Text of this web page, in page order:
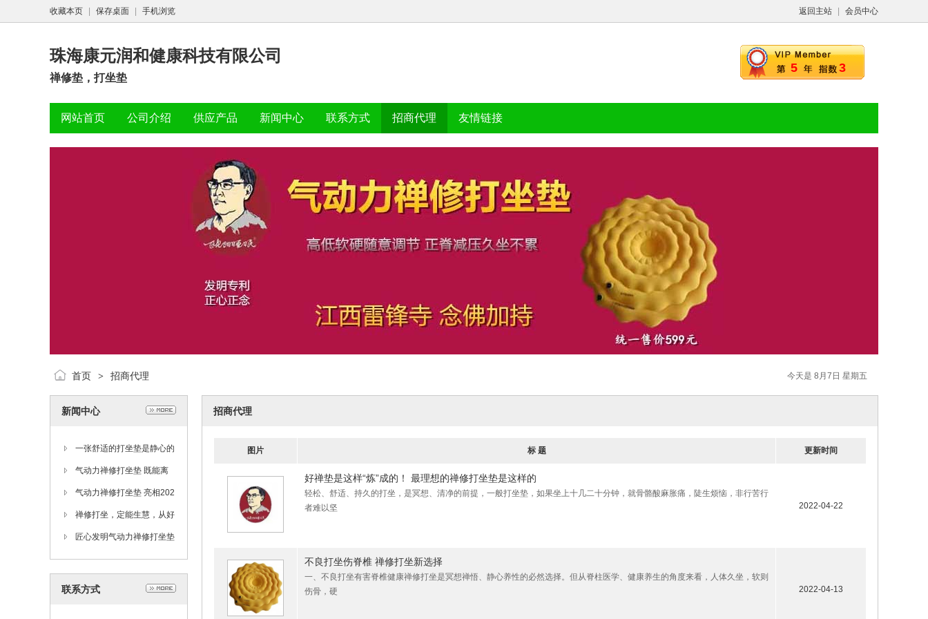
返回主站 会员中心
收藏本页 保存桌面 手机浏览
5 3
珠海康元润和健康科技有限公司
禅修垫，打坐垫
网站首页 公司介绍 供应产品 新闻中心 联系方式 招商代理 友情链接
今天是 8月7日 星期五
首页 > 招商代理
新闻中心
一张舒适的打坐垫是静心的
必然选择
气动力禅修打坐垫 既能离
苦又能静心 打坐的最佳选
择
气动力禅修打坐垫 亮相202
2厦门春季佛事展
禅修打坐，定能生慧，从好
的禅修打坐垫开始~
匠心发明气动力禅修打坐垫
问世了，师父和居士们的首
联系方式
招商代理
图片 标 题 更新时间
好禅垫是这样“炼”成的！ 最理想的禅修打坐垫是这样的
轻松、舒适、持久的打坐，是冥想、清净的前提，一般打坐垫，如果坐上十几二十分钟，就骨骼酸麻胀痛，陡生烦恼，非行苦行
者难以坚
2022-04-22
不良打坐伤脊椎 禅修打坐新选择
一、不良打坐有害脊椎健康禅修打坐是冥想禅悟、静心养性的必然选择。但从脊柱医学、健康养生的角度来看，人体久坐，软则
伤骨，硬
2022-04-13